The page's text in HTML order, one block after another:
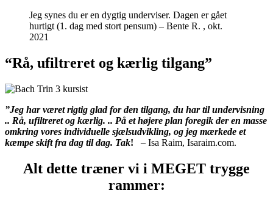
Jeg synes du er en dygtig underviser. Dagen er gået
hurtigt (1. dag med stort pensum) – Bente R. , okt.
2021
“Rå, ufiltreret og kærlig tilgang”
”Jeg har været rigtig glad for den tilgang, du har til undervisning
.. Rå, ufiltreret og kærlig. .. På et højere plan foregik der en masse
omkring vores individuelle sjælsudvikling, og jeg mærkede et
kæmpe skift fra dag til dag. Tak! – Isa Raim, Isaraim.com.
Alt dette træner vi i MEGET trygge
rammer: